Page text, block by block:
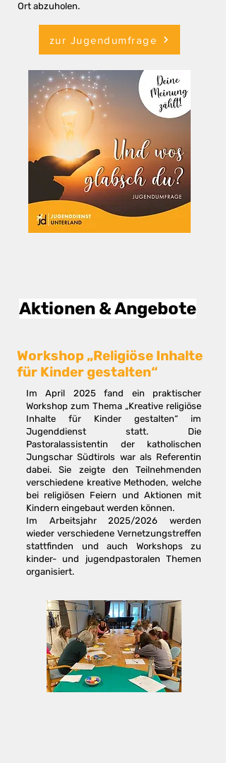
Ort abzuholen.
zur Jugendumfrage
Aktionen & Angebote
Im April 2025 fand ein praktischer
Workshop zum Thema „Kreative religiöse
Inhalte für Kinder gestalten“ im
Jugenddienst statt. Die
Pastoralassistentin der katholischen
Jungschar Südtirols war als Referentin
dabei. Sie zeigte den Teilnehmenden
verschiedene kreative Methoden, welche
bei religiösen Feiern und Aktionen mit
Kindern eingebaut werden können.
Im Arbeitsjahr 2025/2026 werden
wieder verschiedene Vernetzungstreffen
stattfinden und auch Workshops zu
kinder- und jugendpastoralen Themen
organisiert.
Workshop „Religiöse Inhalte
für Kinder gestalten“